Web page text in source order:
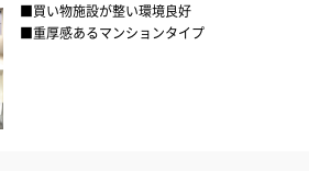
■買い物施設が整い環境良好
■重厚感あるマンションタイプ